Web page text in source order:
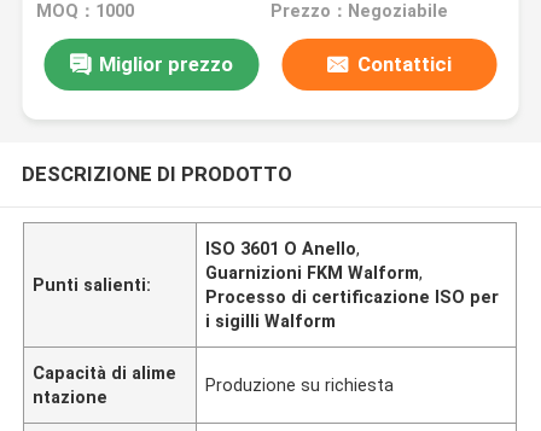
MOQ：1000 Prezzo：Negoziabile
Miglior prezzo Contattici
DESCRIZIONE DI PRODOTTO
Punti salienti:
ISO 3601 O Anello,
Guarnizioni FKM Walform,
Processo di certificazione ISO per
i sigilli Walform
Capacità di alime
ntazione
Produzione su richiesta